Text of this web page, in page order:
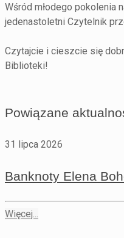
Wśród młodego pokolenia
jedenastoletni Czytelnik
Czytajcie i cieszcie się
Biblioteki!
Powiązane
31 lipca 2026
Banknoty Elena
Więcej...